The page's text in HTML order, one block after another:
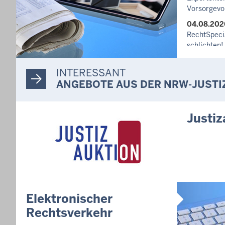
schlichten!
häusliche
Justiz der
Minister
Projekts
INTERESSANT
ANGEBOTE AUS DER NRW-
Elektronischer
Rechtsverkehr